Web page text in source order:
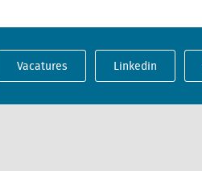
Vacatures Linkedin